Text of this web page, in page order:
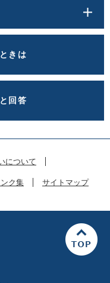
きは
回答
について
ンク集 サイトマップ